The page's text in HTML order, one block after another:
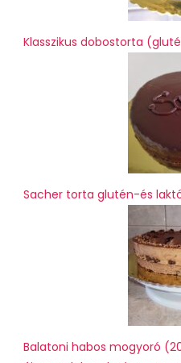
Klasszikus dobostorta
Sacher torta glutén-és
Balatoni habos mogyoró